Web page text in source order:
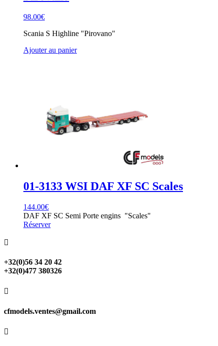
98.00€
Scania S Highline "Pirovano"
Ajouter au panier
01-3133 WSI DAF XF SC Scales
144.00€
DAF XF SC Semi Porte engins "Scales"
Réserver

+32(0)56 34 20 42
+32(0)477 380326

cfmodels.ventes@gmail.com
